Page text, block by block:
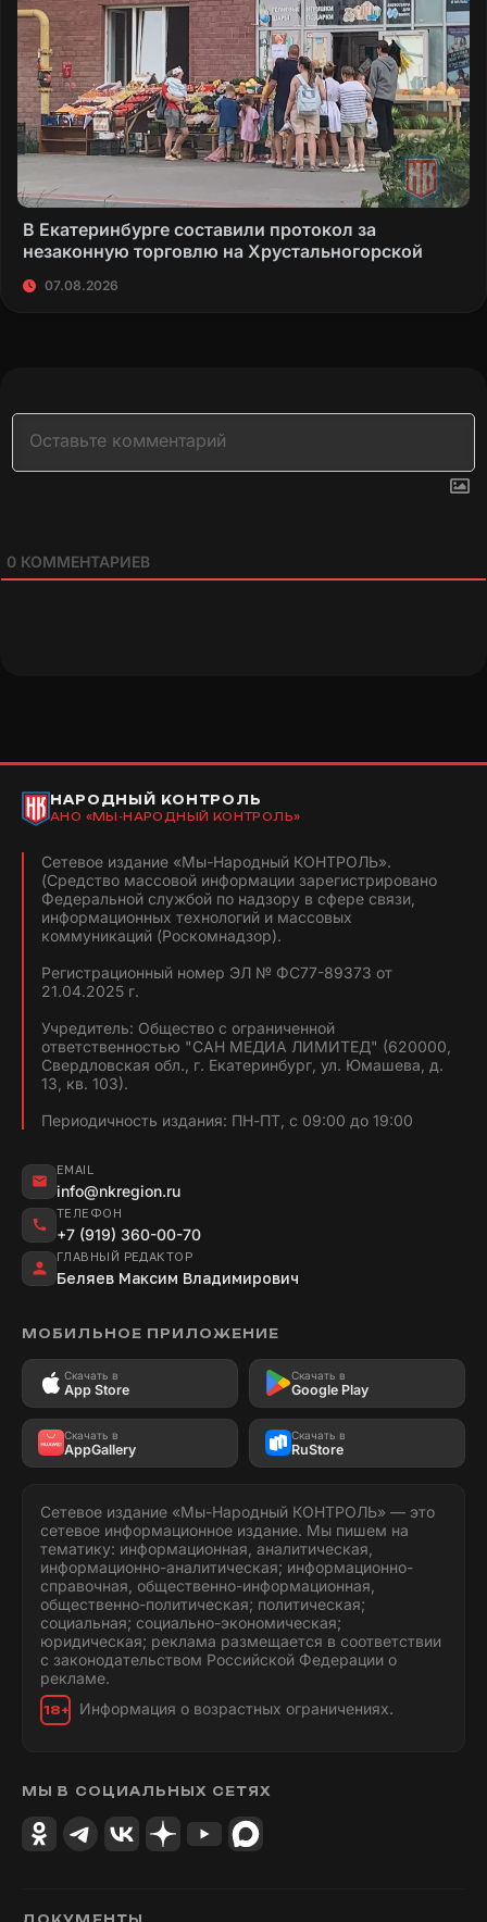
В Екатеринбурге составили протокол за
незаконную торговлю на Хрустальногорской
07.08.2026
0 КОММЕНТАРИЕВ
НАРОДНЫЙ КОНТРОЛЬ
АНО «МЫ-НАРОДНЫЙ КОНТРОЛЬ»
Сетевое издание «Мы-Народный КОНТРОЛЬ».
(Средство массовой информации зарегистрировано
Федеральной службой по надзору в сфере связи,
информационных технологий и массовых
коммуникаций (Роскомнадзор).
Регистрационный номер ЭЛ № ФС77-89373 от
21.04.2025 г.
Учредитель: Общество с ограниченной
ответственностью "САН МЕДИА ЛИМИТЕД" (620000,
Свердловская обл., г. Екатеринбург, ул. Юмашева, д.
13, кв. 103).
Периодичность издания: ПН-ПТ, с 09:00 до 19:00
EMAIL
info@nkregion.ru
ТЕЛЕФОН
+7 (919) 360-00-70
ГЛАВНЫЙ РЕДАКТОР
Беляев Максим Владимирович
МОБИЛЬНОЕ ПРИЛОЖЕНИЕ
Скачать в
App Store
Скачать в
Google Play
Скачать в
AppGallery
Скачать в
RuStore
Сетевое издание «Мы-Народный КОНТРОЛЬ» — это
сетевое информационное издание. Мы пишем на
тематику: информационная, аналитическая,
информационно-аналитическая; информационно-
справочная, общественно-информационная,
общественно-политическая; политическая;
социальная; социально-экономическая;
юридическая; реклама размещается в соответствии
с законодательством Российской Федерации о
рекламе.
18+ Информация о возрастных ограничениях.
МЫ В СОЦИАЛЬНЫХ СЕТЯХ